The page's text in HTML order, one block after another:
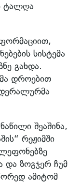
ტალღა
სისტემა
გახდა.
დროებით
შეაშინა,
რეჟიმში
და ზოგჯერ ჩუმ
ამიტომ